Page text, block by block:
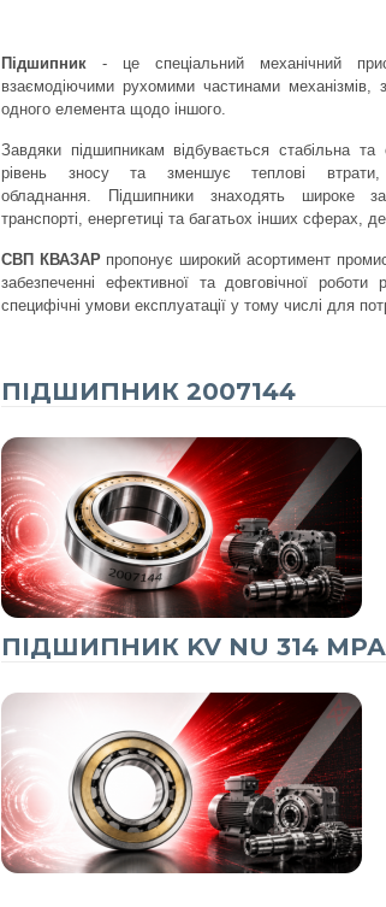
Підшипник - це спеціальний механічний
взаємодіючими рухомими частинами механізмів,
одного елемента щодо іншого.
Завдяки підшипникам відбувається стабільна
рівень зносу та зменшує теплові
обладнання. Підшипники знаходять широке
транспорті, енергетиці та багатьох інших сферах,
СВП КВАЗАРпропонує широкий асортимент
забезпеченні ефективної та довговічної
специфічні умови експлуатації у тому числі для
ПІДШИПНИК 2007144
ПІДШИПНИК KV NU 314